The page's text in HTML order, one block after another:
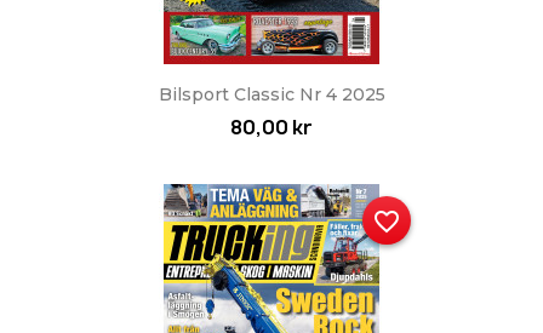
Bilsport Classic Nr 4 2025
80,00 kr
favorite_border